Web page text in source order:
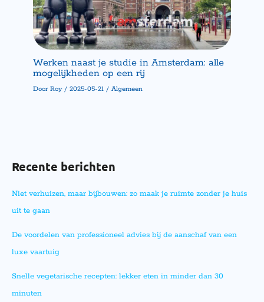
Werken naast je studie in Amsterdam: alle
mogelijkheden op een rij
DoorRoy /2025-05-21 /Algemeen
Recente berichten
Niet verhuizen, maar bijbouwen: zo maak je ruimte zonder je huis
uit te gaan
De voordelen van professioneel advies bij de aanschaf van een
luxe vaartuig
Snelle vegetarische recepten: lekker eten in minder dan 30
minuten